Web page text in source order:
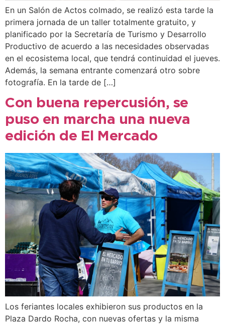
En un Salón de Actos colmado, se realizó esta tarde la
primera jornada de un taller totalmente gratuito, y
planificado por la Secretaría de Turismo y Desarrollo
Productivo de acuerdo a las necesidades observadas
en el ecosistema local, que tendrá continuidad el jueves.
Además, la semana entrante comenzará otro sobre
fotografía. En la tarde de […]
Con buena repercusión, se
puso en marcha una nueva
edición de El Mercado
Los feriantes locales exhibieron sus productos en la
Plaza Dardo Rocha, con nuevas ofertas y la misma